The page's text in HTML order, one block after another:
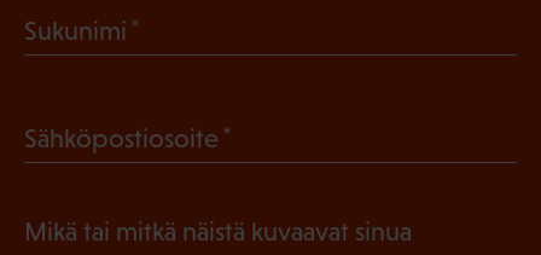
l
n
Sukunimi
k
l
Sähköpostiosoite
Mikä tai mitkä näistä kuvaavat sinua